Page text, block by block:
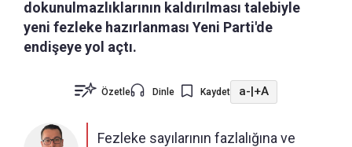
dokunulmazlıklarının kaldırılması talebiyle
yeni fezleke hazırlanması Yeni Parti'de
endişeye yol açtı.
Özetle Dinle Kaydet a- +A
Fezleke sayılarının fazlalığına ve